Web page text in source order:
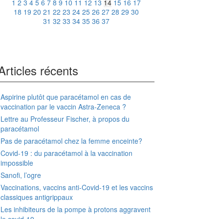
1 2 3 4 5 6 7 8 9 10 11 12 13 14 15 16 17
18 19 20 21 22 23 24 25 26 27 28 29 30
31 32 33 34 35 36 37
récents
Aspirine plutôt que paracétamol en cas de
vaccination par le vaccin Astra-Zeneca ?
Lettre au Professeur Fischer, à propos du
paracétamol
Pas de paracétamol chez la femme enceinte?
Covid-19 : du paracétamol à la vaccination
impossible
Sanofi, l’ogre
Vaccinations, vaccins anti-Covid-19 et les vaccins
classiques antigrippaux
Les inhibiteurs de la pompe à protons aggravent